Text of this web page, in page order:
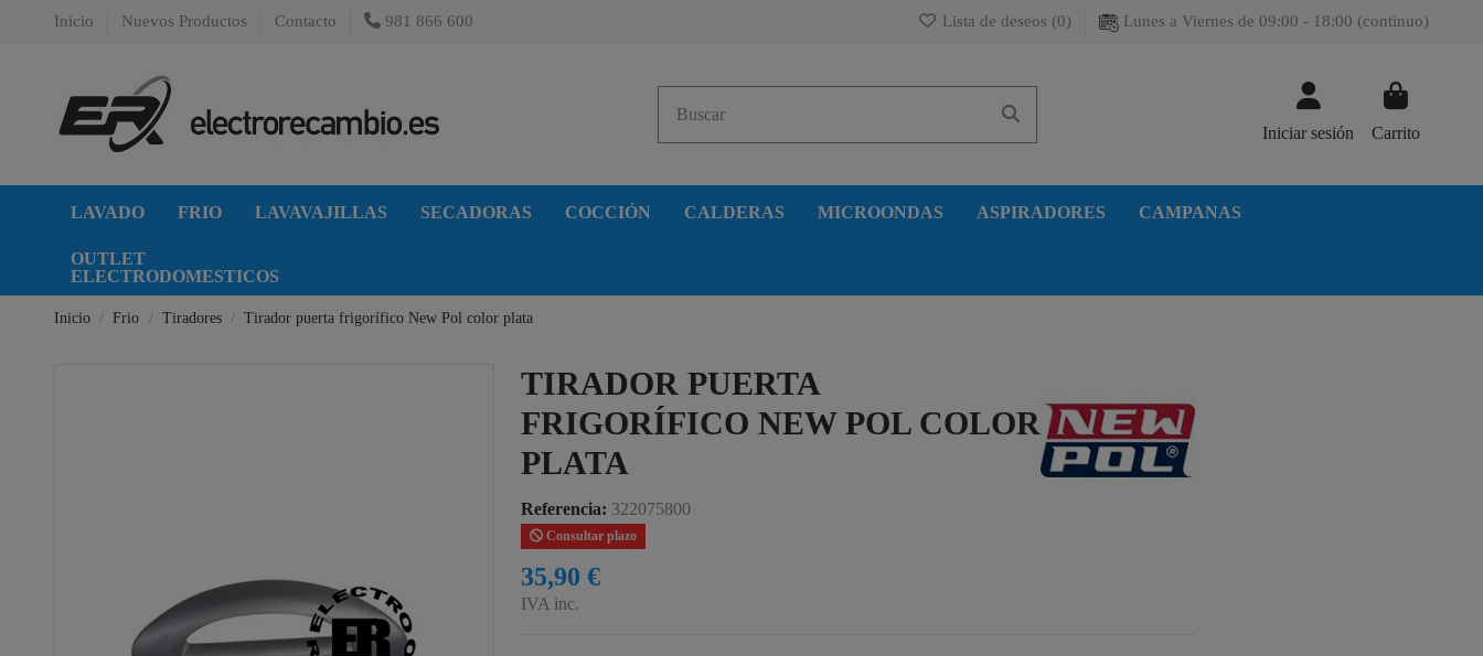
Inicio Nuevos Productos Contacto 981 866 600 Lista de deseos (0) Lunes a Viernes de 09:00 - 18:00 (continuo)
Iniciar sesión Carrito
LAVADO FRIO LAVAVAJILLAS SECADORAS COCCIÓN CALDERAS MICROONDAS ASPIRADORES CAMPANAS
OUTLET
ELECTRODOMESTICOS
Inicio Frio Tiradores Tirador puerta frigorífico New Pol color plata
TIRADOR PUERTA
FRIGORÍFICO NEW POL COLOR
PLATA
Referencia: 322075800
Consultar plazo
35,90 €
IVA inc.